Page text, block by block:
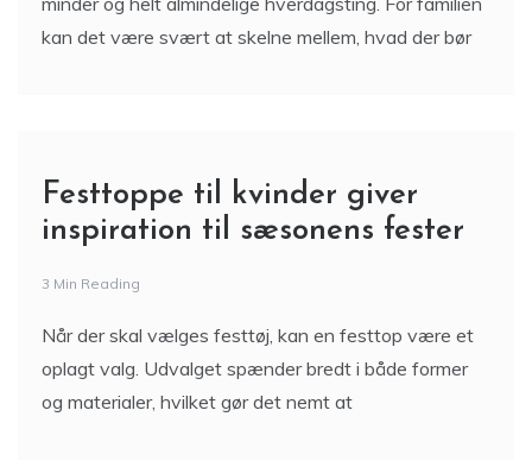
kan det være svært at skelne mellem, hvad der bør
Festtoppe til kvinder giver
inspiration til sæsonens fester
3 Min Reading
Når der skal vælges festtøj, kan en festtop være et
oplagt valg. Udvalget spænder bredt i både former
og materialer, hvilket gør det nemt at